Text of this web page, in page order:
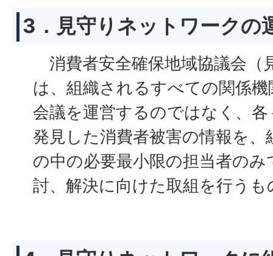
3．見守りネットワークの
消費者安全確保地域協議会（
は、組織されるすべての関係
会議を運営するのではなく、
発見した消費者被害の情報を
の中の必要最小限の担当者の
討、解決に向けた取組を行うも